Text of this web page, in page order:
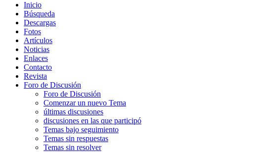
Inicio
Búsqueda
Descargas
Fotos
Artículos
Noticias
Enlaces
Contacto
Revista
Foro de Discusión
Foro de Discusión
Comenzar un nuevo Tema
últimas discusiones
discusiones en las que participó
Temas bajo seguimiento
Temas sin respuestas
Temas sin resolver